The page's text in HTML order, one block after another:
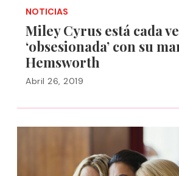
NOTICIAS
Miley Cyrus está cada
‘obsesionada’ con su
Hemsworth
Abril 26, 2019